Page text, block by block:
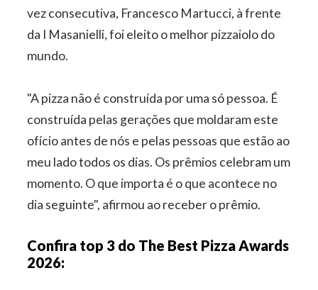
vez consecutiva, Francesco Martucci, à frente
da I Masanielli, foi eleito o melhor pizzaiolo do
mundo.
"A pizza não é construída por uma só pessoa. É
construída pelas gerações que moldaram este
ofício antes de nós e pelas pessoas que estão ao
meu lado todos os dias. Os prêmios celebram um
momento. O que importa é o que acontece no
dia seguinte", afirmou ao receber o prêmio.
Confira top 3 do The Best Pizza Awards
2026: